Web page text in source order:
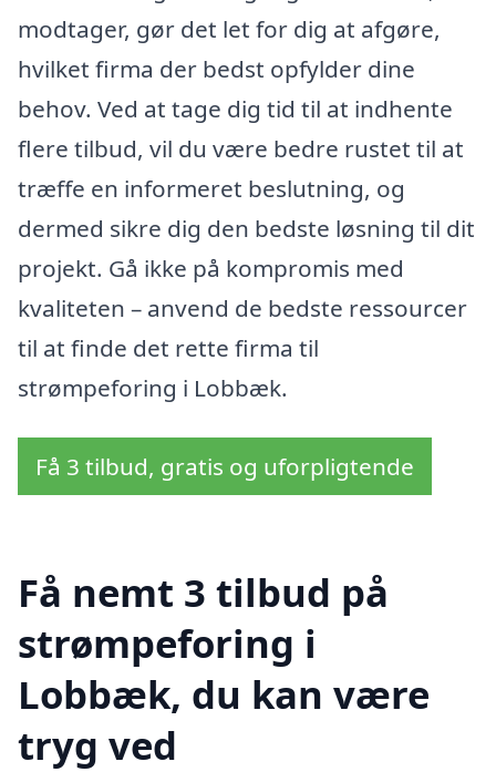
modtager, gør det let for dig at afgøre,
hvilket firma der bedst opfylder dine
behov. Ved at tage dig tid til at indhente
flere tilbud, vil du være bedre rustet til at
træffe en informeret beslutning, og
dermed sikre dig den bedste løsning til dit
projekt. Gå ikke på kompromis med
kvaliteten – anvend de bedste ressourcer
til at finde det rette firma til
strømpeforing i Lobbæk.
Få 3 tilbud, gratis og uforpligtende
Få nemt 3 tilbud på
strømpeforing i
Lobbæk, du kan være
tryg ved